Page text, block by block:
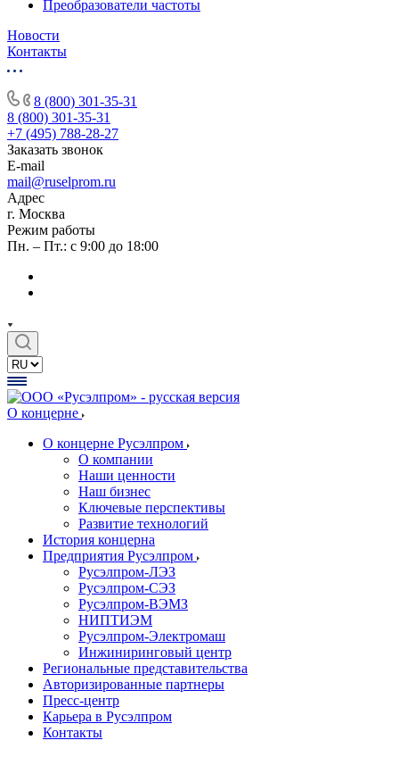
Преобразователи частоты
Новости
Контакты
8 (800) 301-35-31
8 (800) 301-35-31
+7 (495) 788-28-27
Заказать звонок
E-mail
mail@ruselprom.ru
Адрес
г. Москва
Режим работы
Пн. – Пт.: с 9:00 до 18:00
О концерне
О концерне Русэлпром
О компании
Наши ценности
Наш бизнес
Ключевые перспективы
Развитие технологий
История концерна
Предприятия Русэлпром
Русэлпром-ЛЭЗ
Русэлпром-СЭЗ
Русэлпром-ВЭМЗ
НИПТИЭМ
Русэлпром-Электромаш
Инжиниринговый центр
Региональные представительства
Авторизированные партнеры
Пресс-центр
Карьера в Русэлпром
Контакты